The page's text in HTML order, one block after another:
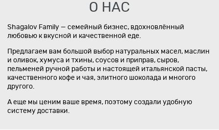
О НАС
Shagalov Family — семейный бизнес, вдохновлённый
любовью к вкусной и качественной еде.
Предлагаем вам большой выбор натуральных масел, маслин
и оливок, хумуса и тхины, соусов и приправ, сыров,
пельменей ручной работы и настоящей итальянской пасты,
качественного кофе и чая, элитного шоколада и многого
другого.
А еще мы ценим ваше время, поэтому создали удобную
систему доставки.